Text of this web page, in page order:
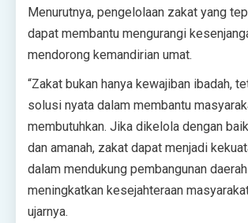
Menurutnya, pengelolaan zakat yang
dapat membantu mengurangi
mendorong kemandirian umat.‎‎
“Zakat bukan hanya kewajiban ibadah,
solusi nyata dalam membantu
membutuhkan. Jika dikelola dengan
dan amanah, zakat dapat menjadi
dalam mendukung pembangunan
meningkatkan kesejahteraan
ujarnya.